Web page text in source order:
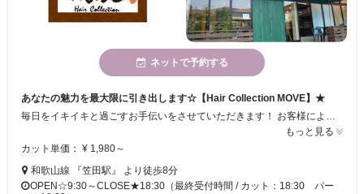
ネットで予約する
あなたの魅力を最大限に引き出します☆【Hair Collection MOVE】★
毎日をイキイキと過ごすお手伝いをさせていただきます！ お客様によりご満足頂くために、スタッフ一同技術・接客をさらに磨いています☆★ あなたに一番似合うスタイルを、私達と一緒に見つけましょう！！ ご来店を、心よりお待ちしております。
もっと見る
カット単価： ¥ 1,980～
和歌山線 『笠田駅』 より徒歩8分
OPEN☆9:30～CLOSE★18:30（最終受付時間 / カット：18:30 パー